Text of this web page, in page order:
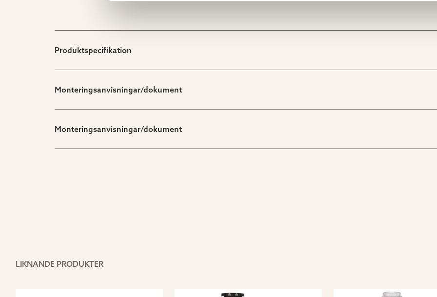
Produktspecifikation
Monteringsanvisningar/dokument
Monteringsanvisningar/dokument
LIKNANDE PRODUKTER